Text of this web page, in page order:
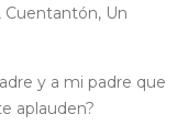
Cuentantón, Un
y a mi padre que
aplauden?